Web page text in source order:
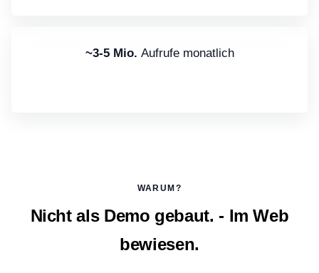
~3-5 Mio. Aufrufe monatlich
WARUM?
Nicht als Demo gebaut. - Im Web
bewiesen.